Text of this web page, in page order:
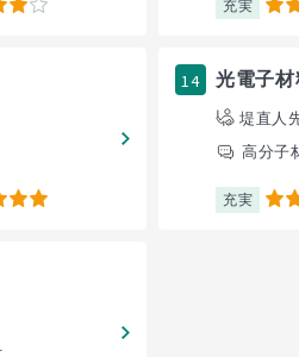
充実 4
14 光電子材
堤直人
高分子
充実 4